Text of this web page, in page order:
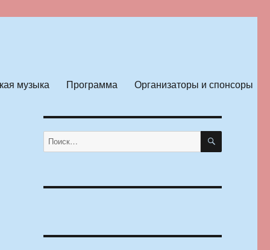
музыка Программа Организаторы и спонсоры
Искать: ПОИСК